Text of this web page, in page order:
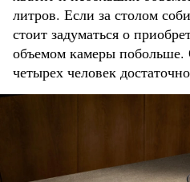
литров. Если за столом
стоит задуматься о
объемом камеры
четырех человек